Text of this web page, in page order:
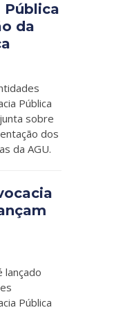
Pública
da
Pública
sobre
dos
da AGU.
lançado
Pública